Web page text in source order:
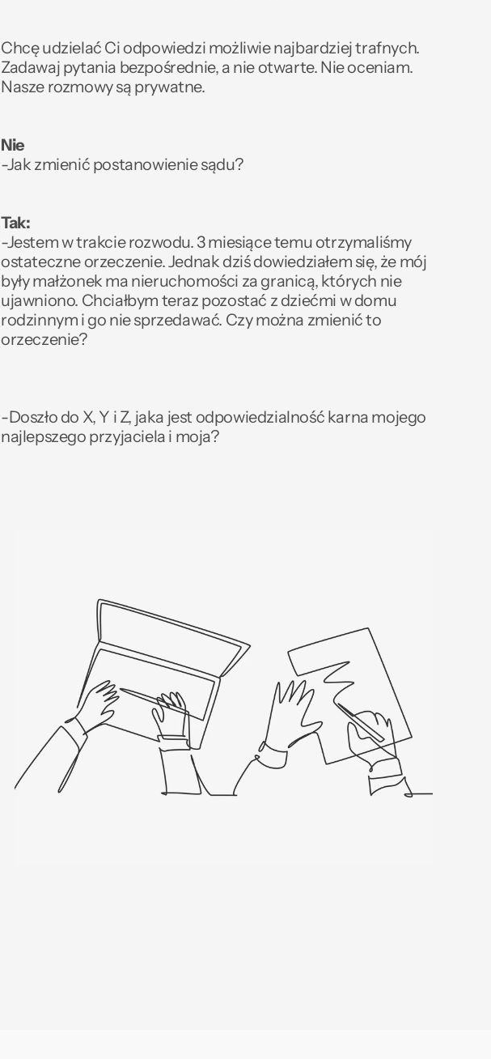
Chcę udzielać Ci odpowiedzi możliwie najbardziej trafnych.
Zadawaj pytania bezpośrednie, a nie otwarte. Nie oceniam.
Nasze rozmowy są prywatne.
Nie
-Jak zmienić postanowienie sądu?
Tak:
-Jestem w trakcie rozwodu. 3 miesiące temu otrzymaliśmy
ostateczne orzeczenie. Jednak dziś dowiedziałem się, że mój
były małżonek ma nieruchomości za granicą, których nie
ujawniono. Chciałbym teraz pozostać z dziećmi w domu
rodzinnym i go nie sprzedawać. Czy można zmienić to
orzeczenie?
-Doszło do X, Y i Z, jaka jest odpowiedzialność karna mojego
najlepszego przyjaciela i moja?